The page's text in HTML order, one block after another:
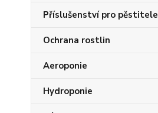
Příslušenství pro pěstitele
Ochrana rostlin
Aeroponie
Hydroponie